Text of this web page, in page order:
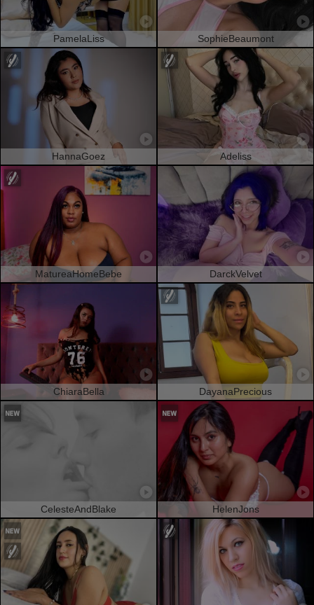
PamelaLiss SophieBeaumont
HannaGoez Adeliss
MatureaHomeBebe DarckVelvet
ChiaraBella DayanaPrecious
CelesteAndBlake HelenJons